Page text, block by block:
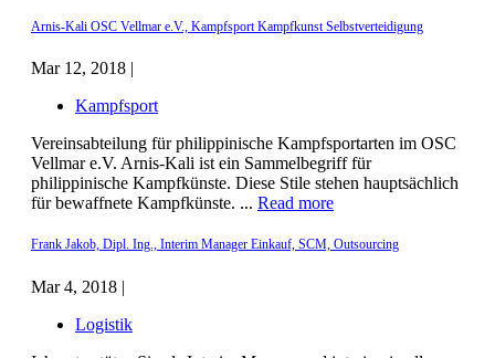
Arnis-Kali OSC Vellmar e.V., Kampfsport Kampfkunst Selbstverteidigung
Mar 12, 2018 |
Kampfsport
Vereinsabteilung für philippinische Kampfsportarten im OSC
Vellmar e.V. Arnis-Kali ist ein Sammelbegriff für
philippinische Kampfkünste. Diese Stile stehen hauptsächlich
für bewaffnete Kampfkünste. ... Read more
Frank Jakob, Dipl. Ing., Interim Manager Einkauf, SCM, Outsourcing
Mar 4, 2018 |
Logistik